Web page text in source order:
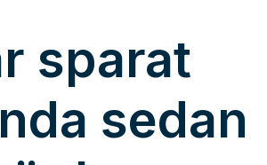
sparat
sedan